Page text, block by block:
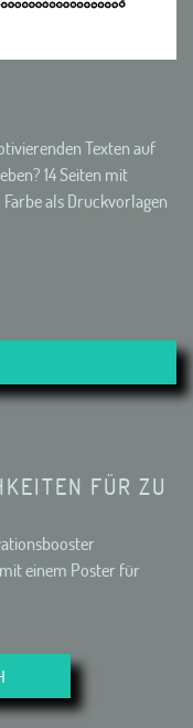
Texten auf
14 Seiten mit
als Druckvorlagen
FÜR ZU
einem Poster für